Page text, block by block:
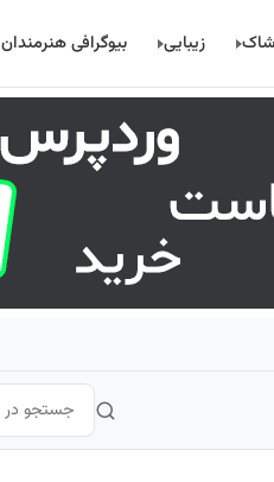
زیبایی بیوگرافی هنرمندان